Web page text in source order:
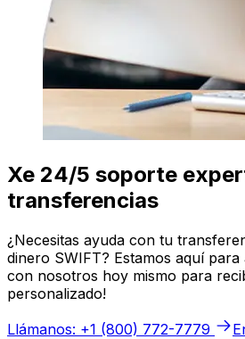
Xe 24/5 soporte
transferencias
¿Necesitas ayuda con tu
dinero SWIFT? Estamos aquí para
con nosotros hoy mismo para
personalizado!
Llámanos: +1 (800) 772-7779